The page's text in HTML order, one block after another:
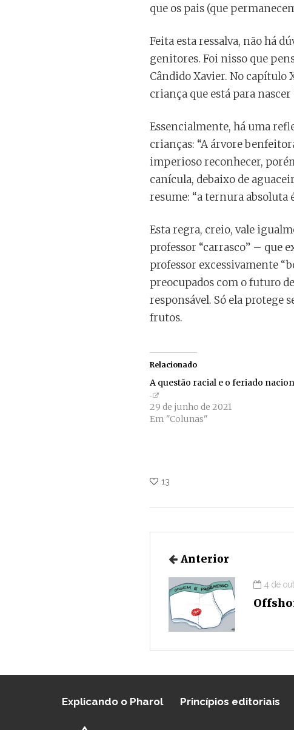
que os pais (que
Feita esta ressalva, não há
genitores. Foi nisso que
Cândido Xavier. No capítulo
criança que está para nascer
Essencialmente, há uma
crianças: “A árvore
imperioso reconhecer,
canícula, debaixo de
resume: “a ternura absoluta
Esta regra, creio, vale
professor “carrasco” – que
professor excessivamente
preocupados com o futuro
responsável. Só ela protege
frutos.
Relacionado
A questão racial e o feriado
29 de junho de 2021
Em "Colunas"
13
Anterior
4 de
Explicando o Pharol Princípios editoriais